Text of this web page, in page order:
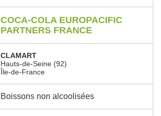
COCA-COLA EUROPACIFIC
PARTNERS FRANCE
CLAMART
Hauts-de-Seine (92)
Île-de-France
Boissons non alcoolisées